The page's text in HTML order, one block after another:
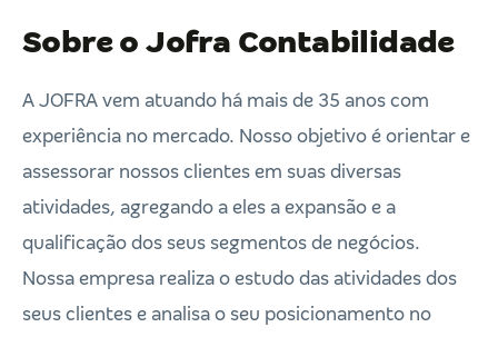
Sobre o Jofra Contabilidade
A JOFRA vem atuando há mais de 35 anos com
experiência no mercado. Nosso objetivo é orientar e
assessorar nossos clientes em suas diversas
atividades, agregando a eles a expansão e a
qualificação dos seus segmentos de negócios.
Nossa empresa realiza o estudo das atividades dos
seus clientes e analisa o seu posicionamento no